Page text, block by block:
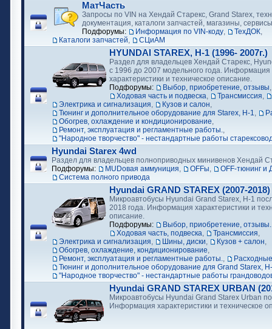
МатЧасть
Запросы по VIN на Хендай Старекс, Grand Starex,
документация, каталоги запчастей, магазины, сервисы
Подфорумы:
Информация по VIN-коду, ТехДОК,
Каталоги запчастей, СЦиАМ
HYUNDAI STAREX, H-1 (1996- 2007г.)
Раздел для владельцев Хендай Старекс,
с 1996 до 2007 модельного года. Информация
характеристики и техническое описание.
Подфорумы:
Выбор, приобретение, отзывы
Ходовая часть и подвеска, Трансмиссия,
Электрика и сигнализация, Кузов и салон,
Тюнинг и дополнительное оборудование для Starex, H-1,
Обогрев, охлаждение и кондиционирование,
Ремонт, эксплуатация и регламентные работы.,
"Народное творчество" - нестандартные работы
Hyundai Starex 4wd
Раздел для владельцев полноприводных минивенов Хендай
Подфорумы:
MUDовая аммуниция, OFFы,
OFF-тюнинг и
Cистема полного привода
Hyundai GRAND STAREX (2007-2018)
Микроавтобусы Hyundai Grand Starex, H-1
2018 года. Информация характеристики и
описание.
Подфорумы:
Выбор, приобретение, отзывы.
Ходовая часть, подвеска, Трансмиссия,
Электрика и сигнализация, Шины, диски, Кузов + салон,
Обогрев, охлаждение, кондиционирование,
Ремонт, эксплуатация и регламентные работы.,
Тюнинг и дополнительное оборудование для Grand Starex,
"Народное творчество" - нестандартные работы
Hyundai GRAND STAREX URBAN
Микроавтобусы Hyundai Grand Starex Urban
Информация характеристики и техническое